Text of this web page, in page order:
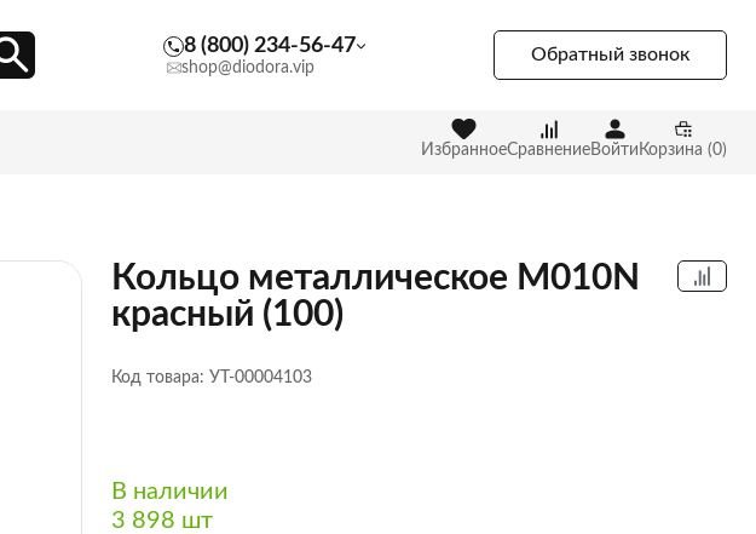
8 (800) 234-56-47
shop@diodora.vip
Обратный звонок
ИзбранноеСравнениеВойти Корзина (0)
Кольцо металлическое M010N
красный (100)
Код товара: УТ-00004103
В наличии
3 898 шт